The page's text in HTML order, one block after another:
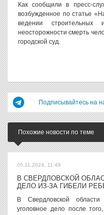
Как сообщили в пресс-
возбужденное по статье
ведении
неосторожности смерть
городской суд.
Подписывайтесь на
Похожие новости по теме
05.11.2024, 11:49
В СВЕРДЛОВСКОЙ
ДЕЛО ИЗ-ЗА ГИБЕЛИ
В Свердловской
уголовное дело после